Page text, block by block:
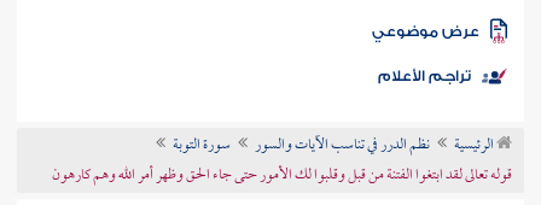
الكتب
موضوعي
تراجم الأعلام
الرئيسية نظم الدرر في تناسب الآيات والسور
سورة التوبة
قوله تعالى لقد ابتغوا الفتنة من قبل وقلبوا لك الأمور حتى جاء الحق وظهر أمر الله وهم كارهون